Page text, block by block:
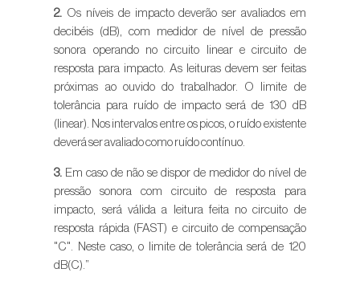
2. Os níveis de impacto deverão ser avaliados em
decibéis (dB), com medidor de nível de pressão
sonora operando no circuito linear e circuito de
resposta para impacto. As leituras devem ser feitas
próximas ao ouvido do trabalhador. O limite de
tolerância para ruído de impacto será de 130 dB
(linear). Nos intervalos entre os picos, o ruído existente
deverá ser avaliado como ruído contínuo.
3. Em caso de não se dispor de medidor do nível de
pressão sonora com circuito de resposta para
impacto, será válida a leitura feita no circuito de
resposta rápida (FAST) e circuito de compensação
"C". Neste caso, o limite de tolerância será de 120
dB(C).”